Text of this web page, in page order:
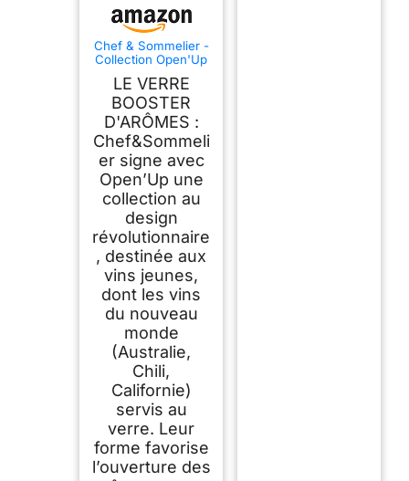
Chef & Sommelier -
Collection Open'Up
Effervescent de 20
cl en Cristallin -
Verres Modernes et
Élégants -
Résistance Hors
Norme -
Transparence
Absolue
LE VERRE
BOOSTER
D'ARÔMES :
Chef&Sommeli
er signe avec
Open’Up une
collection au
design
révolutionnaire
, destinée aux
vins jeunes,
dont les vins
du nouveau
monde
(Australie,
Chili,
Californie)
servis au
verre. Leur
forme favorise
l’ouverture des